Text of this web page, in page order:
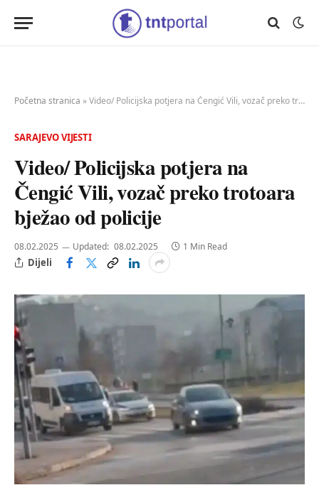
Početna stranica »Video/ Policijska potjera na Čengić Vili, vozač preko trotoara bježao od policije
SARAJEVO VIJESTI
Video/ Policijska potjera na
Čengić Vili, vozač preko trotoara
bježao od policije
08.02.2025 Updated: 08.02.2025 1 Min Read
Dijeli